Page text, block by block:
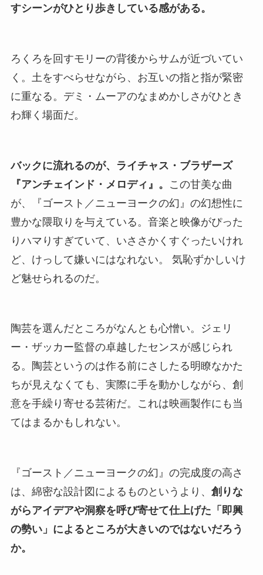
すシーンがひとり歩きしている感がある。
ろくろを回すモリーの背後からサムが近づいてい
く。土をすべらせながら、お互いの指と指が緊密
に重なる。デミ・ムーアのなまめかしさがひとき
わ輝く場面だ。
バックに流れるのが、ライチャス・ブラザーズ
『アンチェインド・メロディ』。 この甘美な曲
が、『ゴースト／ニューヨークの幻』の幻想性に
豊かな隈取りを与えている。音楽と映像がぴった
りハマりすぎていて、いささかくすぐったいけれ
ど、けっして嫌いにはなれない。 気恥ずかしいけ
ど魅せられるのだ。
陶芸を選んだところがなんとも心憎い。ジェリ
ー・ザッカー監督の卓越したセンスが感じられ
る。陶芸というのは作る前にさしたる明瞭なかた
ちが見えなくても、実際に手を動かしながら、創
意を手繰り寄せる芸術だ。これは映画製作にも当
てはまるかもしれない。
『ゴースト／ニューヨークの幻』の完成度の高さ
は、綿密な設計図によるものというより、 創りな
がらアイデアや洞察を呼び寄せて仕上げた「即興
の勢い」によるところが大きいのではないだろう
か。